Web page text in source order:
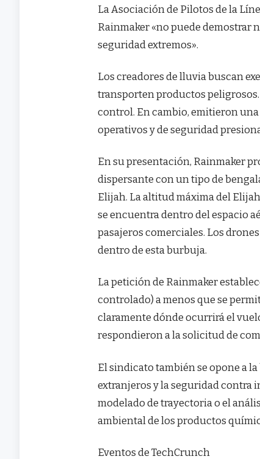
La Asociación de Pilotos de la
Rainmaker «no puede demostrar
seguridad extremos».
Los creadores de lluvia buscan
transporten productos peligrosos.
control. En cambio, emitieron
operativos y de seguridad
En su presentación, Rainmaker
dispersante con un tipo de
Elijah. La altitud máxima del Elijah
se encuentra dentro del espacio
pasajeros comerciales. Los
dentro de esta burbuja.
La petición de Rainmaker
controlado) a menos que se
claramente dónde ocurrirá el
respondieron a la solicitud de
El sindicato también se opone a
extranjeros y la seguridad contra
modelado de trayectoria o el
ambiental de los productos
Eventos de TechCrunch